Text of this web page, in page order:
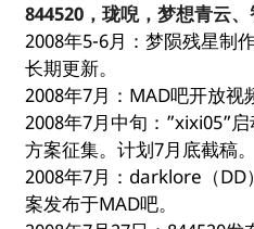
844520，珑唲，梦想青云
2008年5-6月：梦陨残星制
长期更新。
2008年7月：MAD吧开放视
2008年7月中旬：”xixi05”
方案征集。计划7月底截稿。
2008年7月：darklore（DD
案发布于MAD吧。